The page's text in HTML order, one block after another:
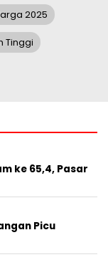
2025
Tinggi
ke 65,4, Pasar
Picu